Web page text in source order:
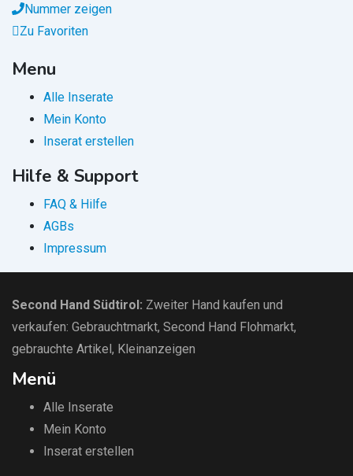
Nummer zeigen
Zu Favoriten
Menu
Alle Inserate
Mein Konto
Inserat erstellen
Hilfe & Support
FAQ & Hilfe
AGBs
Impressum
Second Hand Südtirol: Zweiter Hand kaufen und
verkaufen: Gebrauchtmarkt, Second Hand Flohmarkt,
gebrauchte Artikel, Kleinanzeigen
Menü
Alle Inserate
Mein Konto
Inserat erstellen